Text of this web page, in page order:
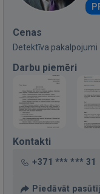
Cenas
Detektīva pakalpojumi
Darbu piemēri
Kontakti
+371 *** *** 31
Piedāvāt